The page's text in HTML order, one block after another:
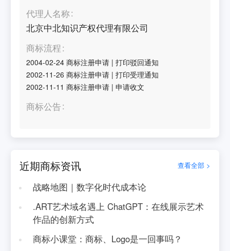
代理人名称
北京中北知识产权代理有限公司
商标流程
2004-02-24 商标注册申请 |打印驳回通知
2002-11-26 商标注册申请 |打印受理通知
2002-11-11 商标注册申请 |申请收文
商标公告
近期商标资讯 查看全部 >
战略地图｜数字化时代成本论
.ART艺术域名遇上 ChatGPT：在线展示艺术
作品的创新方式
商标小课堂：商标、Logo是一回事吗？